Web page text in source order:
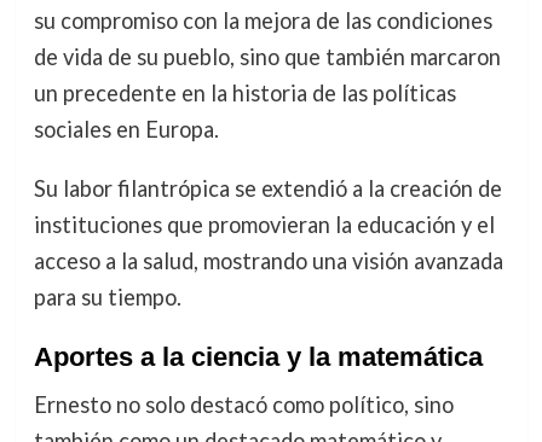
su compromiso con la mejora de las condiciones
de vida de su pueblo, sino que también marcaron
un precedente en la historia de las políticas
sociales en Europa.
Su labor filantrópica se extendió a la creación de
instituciones que promovieran la educación y el
acceso a la salud, mostrando una visión avanzada
para su tiempo.
Aportes a la ciencia y la matemática
Ernesto no solo destacó como político, sino